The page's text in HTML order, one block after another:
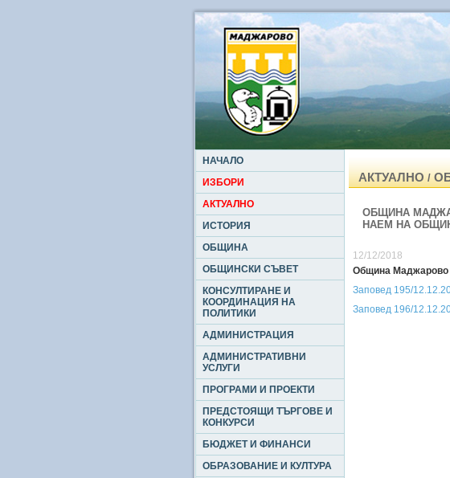
НАЧАЛО
ИЗБОРИ
АКТУАЛНО
ИСТОРИЯ
ОБЩИНА
ОБЩИНСКИ СЪВЕТ
КОНСУЛТИРАНЕ И
КООРДИНАЦИЯ НА
ПОЛИТИКИ
АДМИНИСТРАЦИЯ
АДМИНИСТРАТИВНИ
УСЛУГИ
ПРОГРАМИ И ПРОЕКТИ
ПРЕДСТОЯЩИ ТЪРГОВЕ И
КОНКУРСИ
БЮДЖЕТ И ФИНАНСИ
ОБРАЗОВАНИЕ И КУЛТУРА
АКТУАЛНО/
ОБЩИНА
НАЕМ НА
12/12/2018
Община Маджарово
Заповед 195/
Заповед 196/